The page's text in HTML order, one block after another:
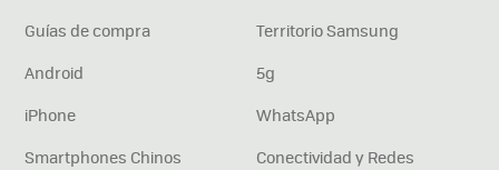
Guías de compra
Territorio Samsung
Android
5g
iPhone
WhatsApp
Smartphones Chinos
Conectividad y Redes